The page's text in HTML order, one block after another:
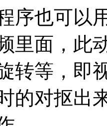
序也可以
里面，此
转等，即
的对抠出